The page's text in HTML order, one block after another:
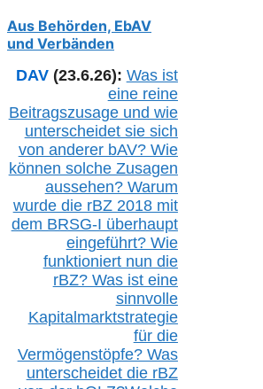
Aus Behörden, EbAV
und Verbänden
DAV (23.6.26): Was ist
eine reine
Beitragszusage und wie
unterscheidet sie sich
von anderer bAV? Wie
können solche Zusagen
aussehen? Warum
wurde die rBZ2018 mit
dem BRSG-I überhaupt
eingeführt? Wie
funktioniert nun die
rBZ? Was ist eine
sinnvolle
Kapitalmarktstrategie
für die
Vermögenstöpfe? Was
unterscheidet die rBZ